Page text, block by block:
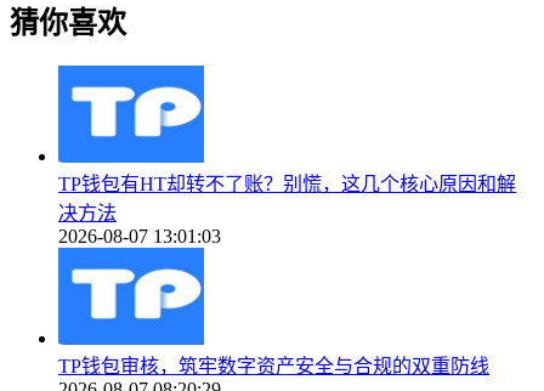
猜你喜欢
TP钱包有HT却转不了账？别慌，这几个核心原因和解
决方法
2026-08-07 13:01:03
TP钱包审核，筑牢数字资产安全与合规的双重防线